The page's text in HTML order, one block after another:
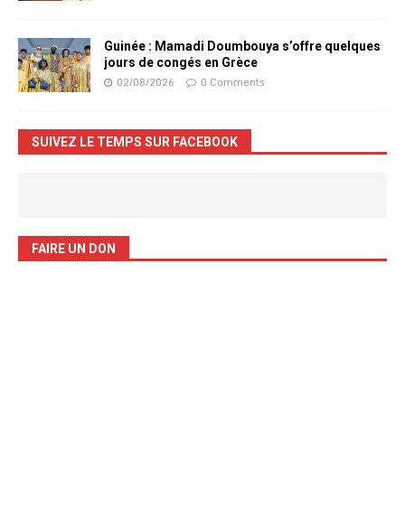
Guinée : Mamadi Doumbouya s’offre quelques
jours de congés en Grèce
02/08/2026 0 Comments
SUIVEZ LE TEMPS SUR FACEBOOK
FAIRE UN DON